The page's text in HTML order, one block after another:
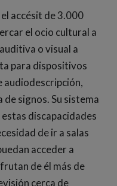
accésit de 3.000
el ocio cultural a
o visual a
para dispositivos
audiodescripción,
signos. Su sistema
discapacidades
de ir a salas
acceder a
de él más de
cerca de